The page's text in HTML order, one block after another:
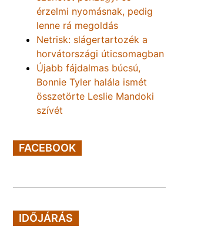
érzelmi nyomásnak, pedig
lenne rá megoldás
Netrisk: slágertartozék a
horvátországi úticsomagban
Újabb fájdalmas búcsú,
Bonnie Tyler halála ismét
összetörte Leslie Mandoki
szívét
FACEBOOK
IDŐJÁRÁS